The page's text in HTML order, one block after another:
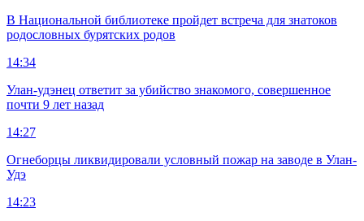
В Национальной библиотеке пройдет встреча для знатоков
родословных бурятских родов
14:34
Улан-удэнец ответит за убийство знакомого, совершенное
почти 9 лет назад
14:27
Огнеборцы ликвидировали условный пожар на заводе в Улан-
Удэ
14:23